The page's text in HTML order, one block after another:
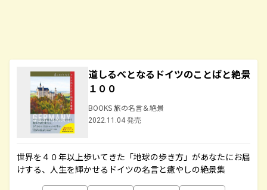
道しるべとなるドイツのことばと絶景
１００
BOOKS 旅の名言＆絶景
2022.11.04 発売
世界を４０年以上歩いてきた「地球の歩き方」があなたにお届
けする、人生を輝かせるドイツの名言と癒やしの絶景集